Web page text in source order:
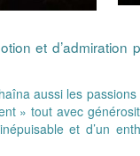
et
aussi les
» tout avec
et d’un